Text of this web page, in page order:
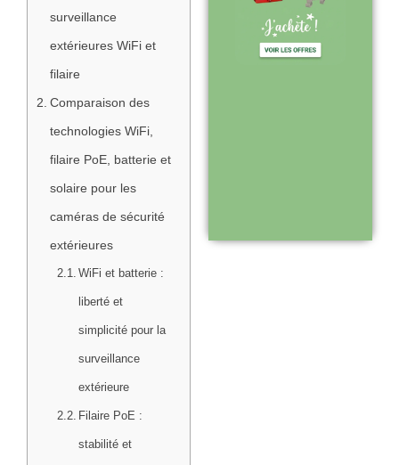
surveillance
extérieures WiFi et
filaire
Comparaison des
technologies WiFi,
filaire PoE, batterie et
solaire pour les
caméras de sécurité
extérieures
WiFi et batterie :
liberté et
simplicité pour la
surveillance
extérieure
Filaire PoE :
stabilité et
après validation
de commande